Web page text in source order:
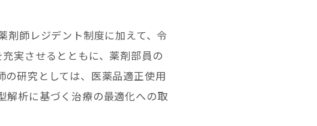
剤師レジデント制度に加えて、令
実させるとともに、薬剤部員の
研究としては、医薬品適正使用
解析に基づく治療の最適化への取